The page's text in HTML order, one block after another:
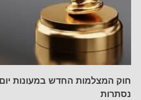
חוק המצלמות החדש במעונות
נסתרות